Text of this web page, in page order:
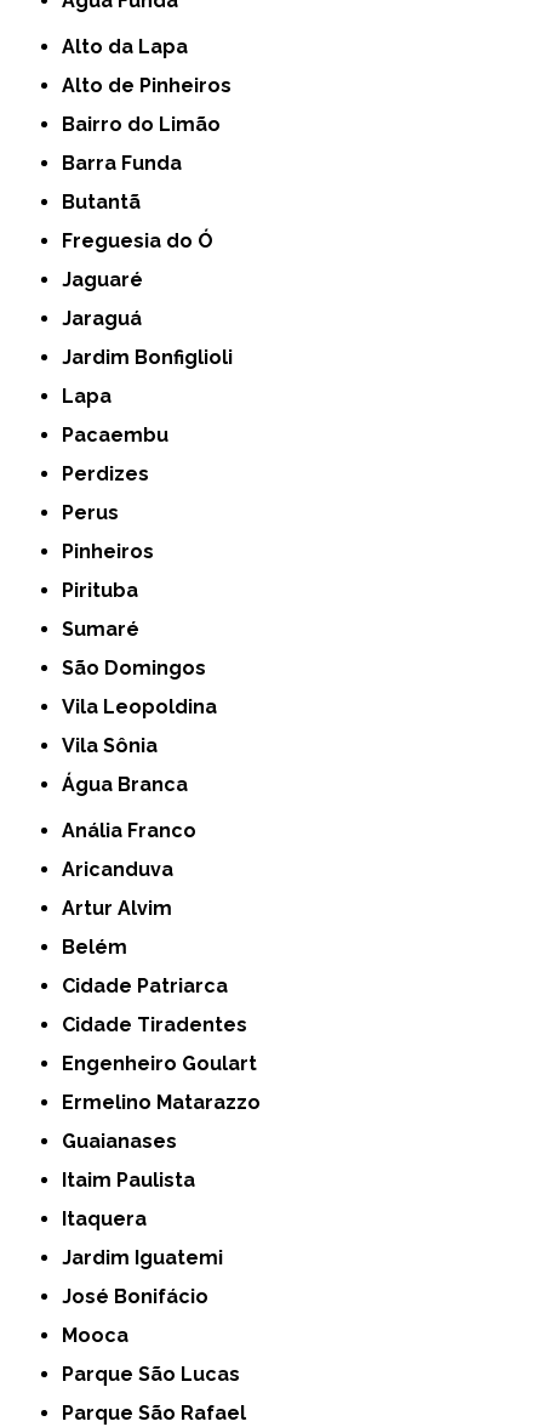
Alto da Lapa
Alto de Pinheiros
Bairro do Limão
Barra Funda
Butantã
Freguesia do Ó
Jaguaré
Jaraguá
Jardim Bonfiglioli
Lapa
Pacaembu
Perdizes
Perus
Pinheiros
Pirituba
Sumaré
São Domingos
Vila Leopoldina
Vila Sônia
Água Branca
Anália Franco
Aricanduva
Artur Alvim
Belém
Cidade Patriarca
Cidade Tiradentes
Engenheiro Goulart
Ermelino Matarazzo
Guaianases
Itaim Paulista
Itaquera
Jardim Iguatemi
José Bonifácio
Mooca
Parque São Lucas
Parque São Rafael